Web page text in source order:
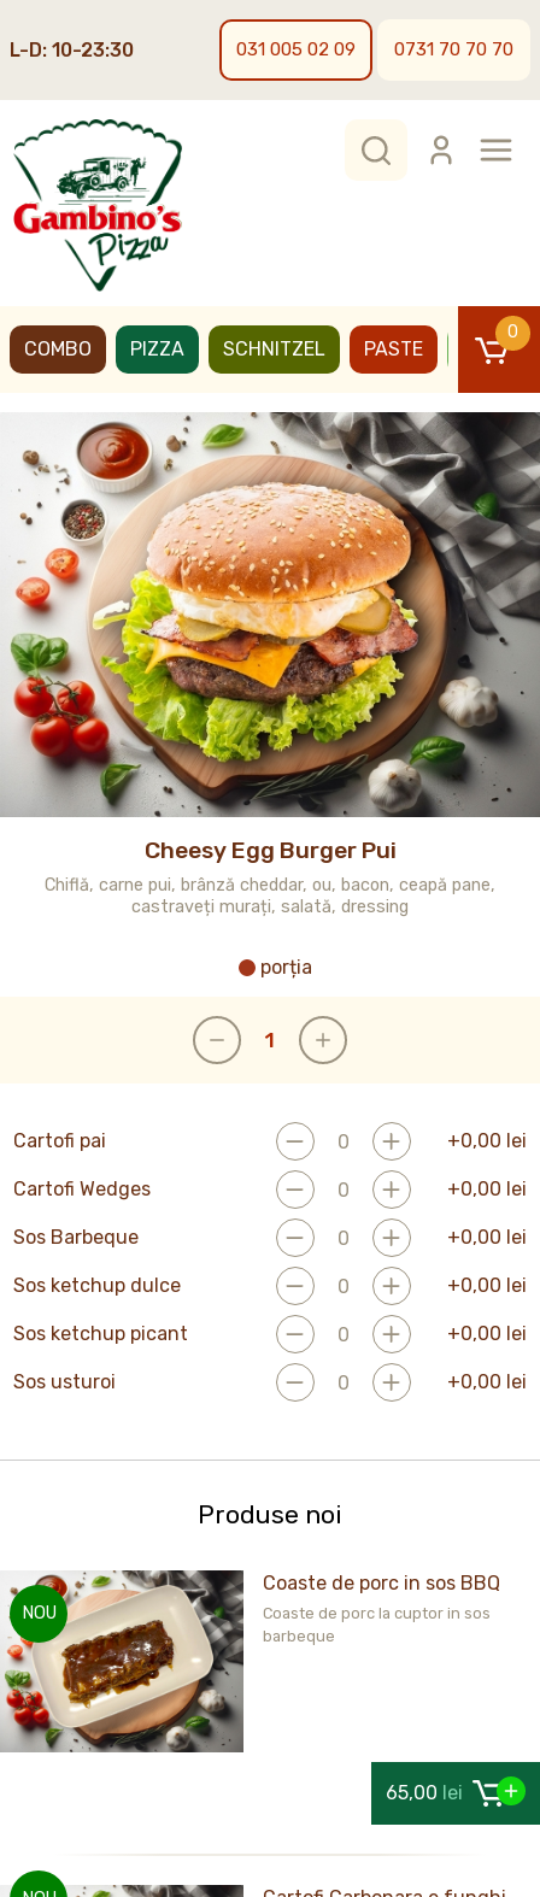
L-D: 10-23:30 031 005 02 09 0731 70 70 70
COMBO PIZZA SCHNITZEL PASTE BURGERI
0
Cheesy Egg Burger Pui
Chiflă, carne pui, brânză cheddar, ou, bacon, ceapă pane,
castraveți murați, salată, dressing
porția
Cartofi pai +0,00 lei
Cartofi Wedges +0,00 lei
Sos Barbeque +0,00 lei
Sos ketchup dulce +0,00 lei
Sos ketchup picant +0,00 lei
Sos usturoi +0,00 lei
Produse noi
NOU
Coaste de porc in sos BBQ
Coaste de porc la cuptor in sos
barbeque
65,00 lei